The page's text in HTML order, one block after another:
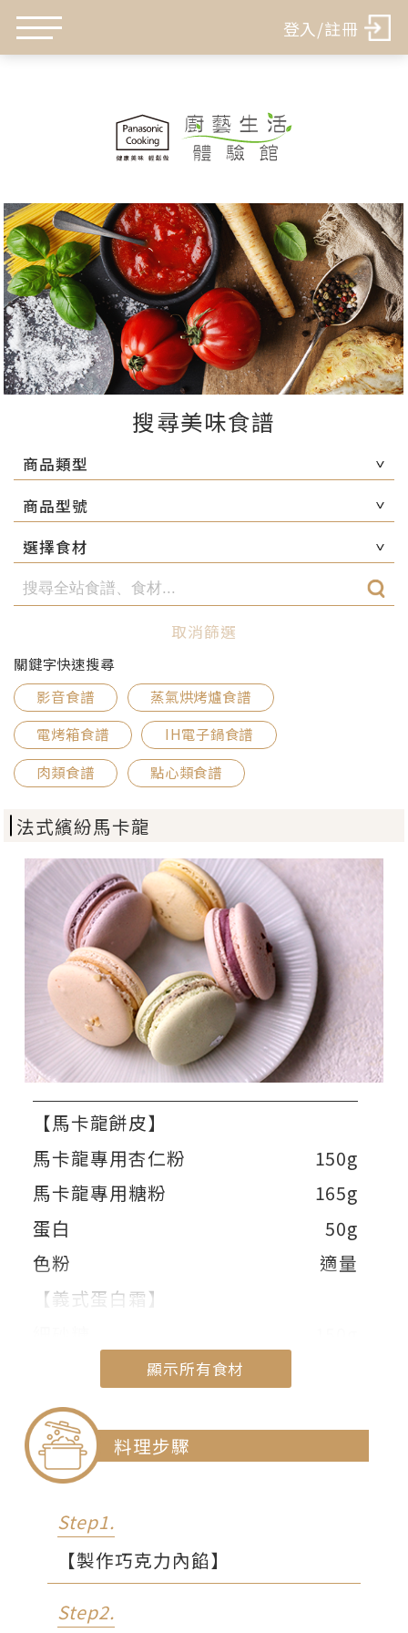
登入/註冊
搜尋美味食譜
商品類型
商品型號
選擇食材
取消篩選
關鍵字快速搜尋
影音食譜
蒸氣烘烤爐食譜
電烤箱食譜
IH電子鍋食譜
肉類食譜
點心類食譜
法式繽紛馬卡龍
【馬卡龍餅皮】
馬卡龍專用杏仁粉
150g
馬卡龍專用糖粉
165g
蛋白
50g
色粉
適量
【義式蛋白霜】
蛋白
塔塔粉
1g
【巧克力內餡】
動物性鮮奶油
蜂蜜
無鹽奶油
10g
苦甜巧克力
顯示所有食材
料理步驟
Step1.
【製作巧克力內餡】
Step2.